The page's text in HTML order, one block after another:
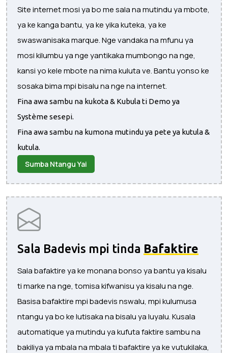
Site internet mosi ya bo me sala na mutindu ya mbote,
ya ke kanga bantu, ya ke yika kuteka, ya ke
swaswanisaka marque. Nge vandaka na mfunu ya
mosi kilumbu ya nge yantikaka mumbongo na nge,
kansi yo kele mbote na nima kuluta ve. Bantu yonso ke
sosaka bima mpi bisalu na nge na internet.
Fina awa sambu na kukota & Kubula ti Demo ya
Système sesepi.
Fina awa sambu na kumona mutindu ya pete ya kutula &
kutula.
Sumba Ntangu Yai
Sala Badevis mpi tinda Bafaktire
Sala bafaktire ya ke monana bonso ya bantu ya kisalu
ti marke na nge, tomisa kifwanisu ya kisalu na nge.
Basisa bafaktire mpi badevis nswalu, mpi kulumusa
ntangu ya bo ke lutisaka na bisalu ya luyalu. Kusala
automatique ya mutindu ya kufuta faktire sambu na
bakiliya ya mbala na mbala ti bafaktire ya ke vutukilaka,